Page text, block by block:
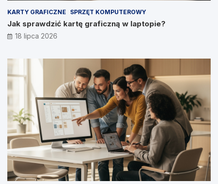
KARTY GRAFICZNE SPRZĘT KOMPUTEROWY
Jak sprawdzić kartę graficzną w laptopie?
18 lipca 2026